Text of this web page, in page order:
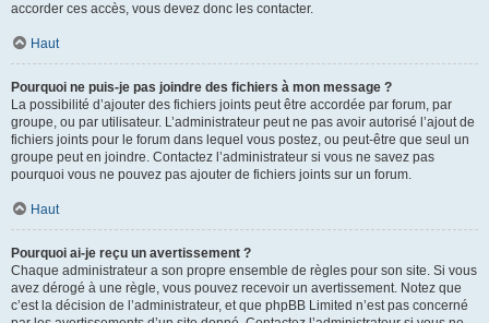
accorder ces accès, vous devez donc les contacter.
Haut
Pourquoi ne puis-je pas joindre des fichiers à mon message ?
La possibilité d’ajouter des fichiers joints peut être accordée par forum, par
groupe, ou par utilisateur. L’administrateur peut ne pas avoir autorisé l’ajout de
fichiers joints pour le forum dans lequel vous postez, ou peut-être que seul un
groupe peut en joindre. Contactez l’administrateur si vous ne savez pas
pourquoi vous ne pouvez pas ajouter de fichiers joints sur un forum.
Haut
Pourquoi ai-je reçu un avertissement ?
Chaque administrateur a son propre ensemble de règles pour son site. Si vous
avez dérogé à une règle, vous pouvez recevoir un avertissement. Notez que
c’est la décision de l’administrateur, et que phpBB Limited n’est pas concerné